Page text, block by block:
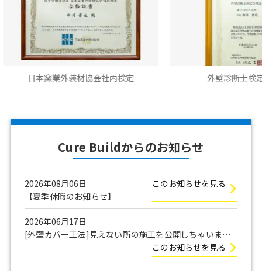
業外装材協会社内検定 外壁診断士検定合格書
Cure Buildからのお知らせ
2026年08月06日
【夏季休暇のお知らせ】
このお知らせを見る
2026年06月17日
[外壁カバー工法]見えない所の施工を公開しちゃいま
このお知らせを見る